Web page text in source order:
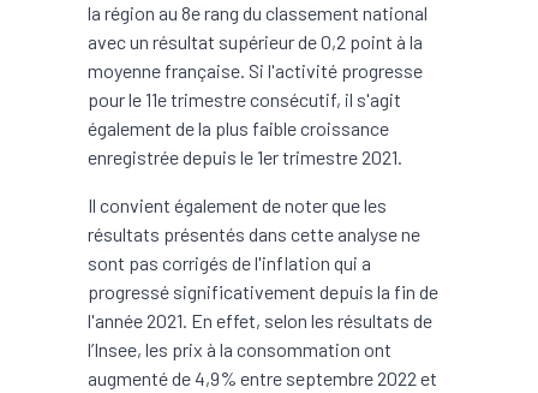
la région au 8e rang du classement national
avec un résultat supérieur de 0,2 point à la
moyenne française. Si l'activité progresse
pour le 11e trimestre consécutif, il s'agit
également de la plus faible croissance
enregistrée depuis le 1er trimestre 2021.
Il convient également de noter que les
résultats présentés dans cette analyse ne
sont pas corrigés de l'inflation qui a
progressé significativement depuis la fin de
l'année 2021. En effet, selon les résultats de
l’Insee, les prix à la consommation ont
augmenté de 4,9% entre septembre 2022 et